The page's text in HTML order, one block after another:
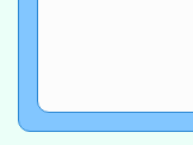
本
暨閱
科技